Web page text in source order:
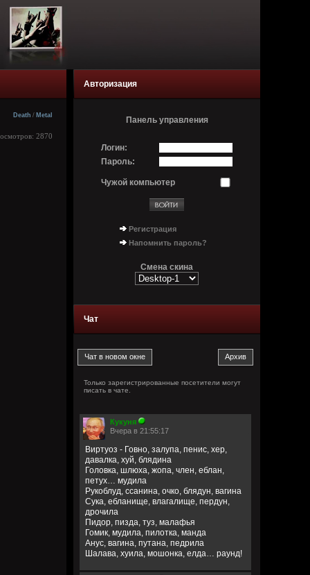
Death / Metal
2870
Авторизация
Панель управления
Логин:
Пароль:
Чужой компьютер
Регистрация
Напомнить пароль?
Смена скина
Чат
Только зарегистрированные посетители могут
писать в чате.
Кукуня
Вчера в 21:55:17
Виртуоз - Говно, залупа, пенис, хер,
давалка, хуй, блядина
Головка, шлюха, жопа, член, еблан,
петух… мудила
Рукоблуд, ссанина, очко, блядун, вагина
Сука, ебланище, влагалище, пердун,
дрочила
Пидор, пизда, туз, малафья
Гомик, мудила, пилотка, манда
Анус, вагина, путана, педрила
Шалава, хуила, мошонка, елда… раунд!